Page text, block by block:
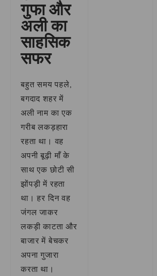
गुफा और
अली का
साहसिक
सफर
बहुत समय पहले,
बगदाद शहर में
अली नाम का एक
गरीब लकड़हारा
रहता था। वह
अपनी बूढ़ी माँ के
साथ एक छोटी सी
झोंपड़ी में रहता
था। हर दिन वह
जंगल जाकर
लकड़ी काटता और
बाजार में बेचकर
अपना गुजारा
करता था।